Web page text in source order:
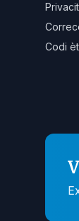
Codi